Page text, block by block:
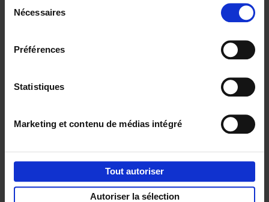
Nécessaires
Préférences
Statistiques
Marketing et contenu de médias intégré
Tout autoriser
Autoriser la sélection
Content Marketing like a
Ajouter au panier